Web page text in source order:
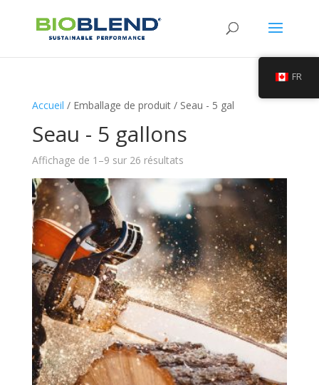
Accueil / Emballage de produit / Seau - 5 gal
Seau - 5 gallons
Affichage de 1–9 sur 26 résultats
FR